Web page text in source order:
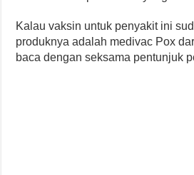
Kalau vaksin untuk penyakit ini
produknya adalah medivac Pox
baca dengan seksama pentunjuk